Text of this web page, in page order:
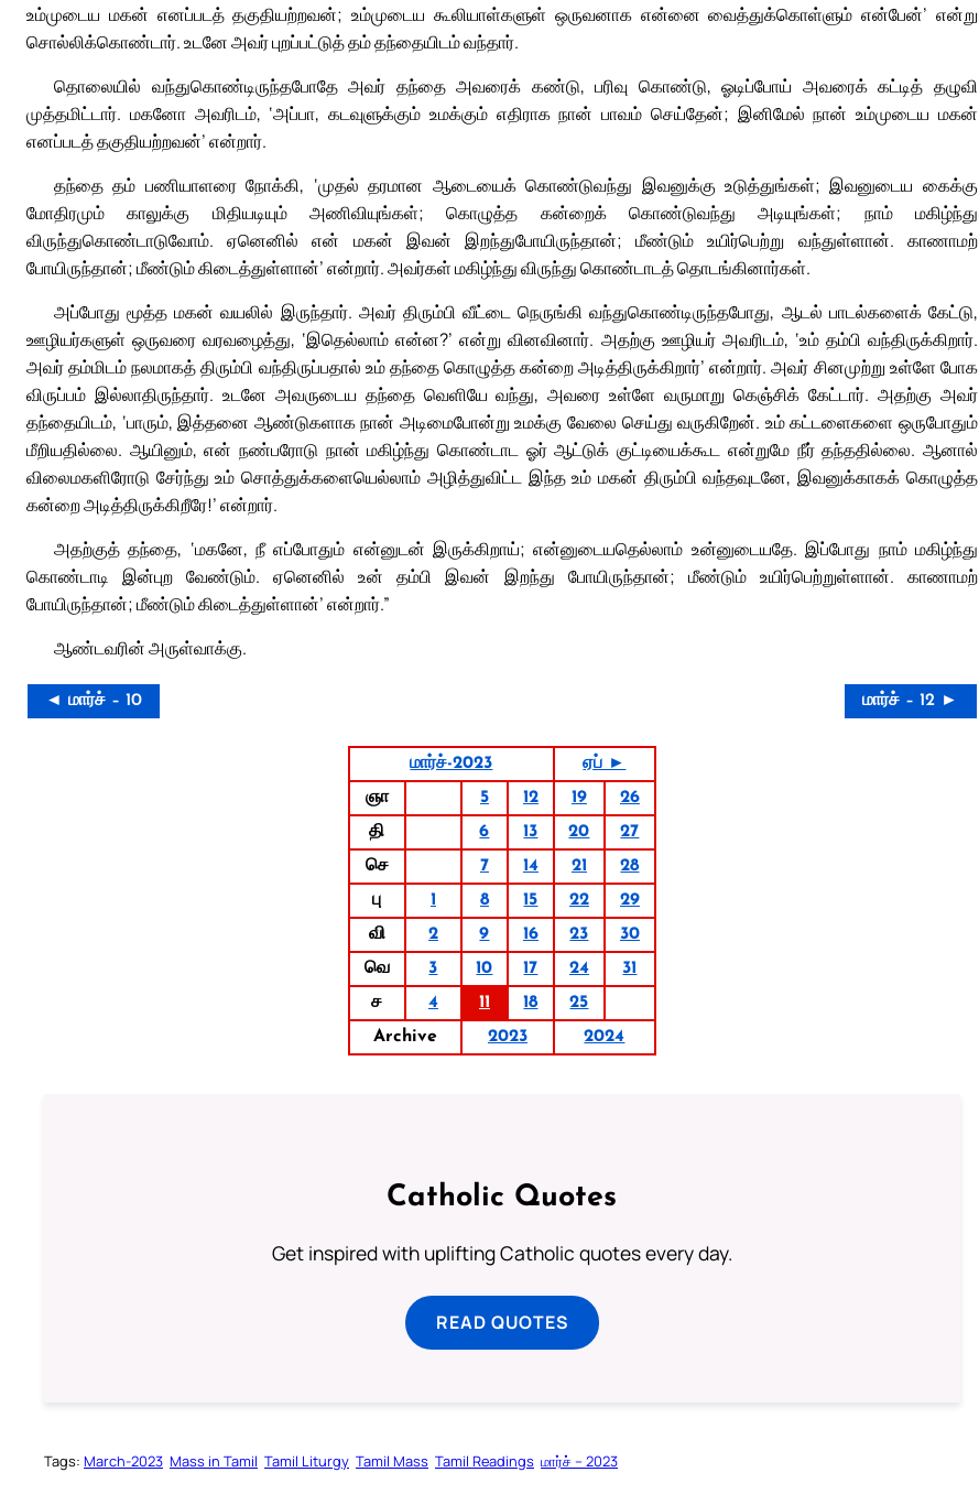
உம்முடைய மகன் எனப்படத் தகுதியற்றவன்; உம்முடைய கூலியாள்களுள் ஒருவனாக என்னை வைத்துக்கொள்ளும் என்பேன்’ என்று
சொல்லிக்கொண்டார். உடனே அவர் புறப்பட்டுத் தம் தந்தையிடம் வந்தார்.
தொலையில் வந்துகொண்டிருந்தபோதே அவர் தந்தை அவரைக் கண்டு, பரிவு கொண்டு, ஓடிப்போய் அவரைக் கட்டித் தழுவி
முத்தமிட்டார். மகனோ அவரிடம், ‘அப்பா, கடவுளுக்கும் உமக்கும் எதிராக நான் பாவம் செய்தேன்; இனிமேல் நான் உம்முடைய மகன்
எனப்படத் தகுதியற்றவன்’ என்றார்.
தந்தை தம் பணியாளரை நோக்கி, ‘முதல் தரமான ஆடையைக் கொண்டுவந்து இவனுக்கு உடுத்துங்கள்; இவனுடைய கைக்கு
மோதிரமும் காலுக்கு மிதியடியும் அணிவியுங்கள்; கொழுத்த கன்றைக் கொண்டுவந்து அடியுங்கள்; நாம் மகிழ்ந்து
விருந்துகொண்டாடுவோம். ஏனெனில் என் மகன் இவன் இறந்துபோயிருந்தான்; மீண்டும் உயிர்பெற்று வந்துள்ளான். காணாமற்
போயிருந்தான்; மீண்டும் கிடைத்துள்ளான்’ என்றார். அவர்கள் மகிழ்ந்து விருந்து கொண்டாடத் தொடங்கினார்கள்.
அப்போது மூத்த மகன் வயலில் இருந்தார். அவர் திரும்பி வீட்டை நெருங்கி வந்துகொண்டிருந்தபோது, ஆடல் பாடல்களைக் கேட்டு,
ஊழியர்களுள் ஒருவரை வரவழைத்து, ‘இதெல்லாம் என்ன?’ என்று வினவினார். அதற்கு ஊழியர் அவரிடம், ‘உம் தம்பி வந்திருக்கிறார்.
அவர் தம்மிடம் நலமாகத் திரும்பி வந்திருப்பதால் உம் தந்தை கொழுத்த கன்றை அடித்திருக்கிறார்’ என்றார். அவர் சினமுற்று உள்ளே போக
விருப்பம் இல்லாதிருந்தார். உடனே அவருடைய தந்தை வெளியே வந்து, அவரை உள்ளே வருமாறு கெஞ்சிக் கேட்டார். அதற்கு அவர்
தந்தையிடம், ‘பாரும், இத்தனை ஆண்டுகளாக நான் அடிமைபோன்று உமக்கு வேலை செய்து வருகிறேன். உம் கட்டளைகளை ஒருபோதும்
மீறியதில்லை. ஆயினும், என் நண்பரோடு நான் மகிழ்ந்து கொண்டாட ஓர் ஆட்டுக் குட்டியைக்கூட என்றுமே நீர் தந்ததில்லை. ஆனால்
விலைமகளிரோடு சேர்ந்து உம் சொத்துக்களையெல்லாம் அழித்துவிட்ட இந்த உம் மகன் திரும்பி வந்தவுடனே, இவனுக்காகக் கொழுத்த
கன்றை அடித்திருக்கிறீரே!’ என்றார்.
அதற்குத் தந்தை, ‘மகனே, நீ எப்போதும் என்னுடன் இருக்கிறாய்; என்னுடையதெல்லாம் உன்னுடையதே. இப்போது நாம் மகிழ்ந்து
கொண்டாடி இன்புற வேண்டும். ஏனெனில் உன் தம்பி இவன் இறந்து போயிருந்தான்; மீண்டும் உயிர்பெற்றுள்ளான். காணாமற்
போயிருந்தான்; மீண்டும் கிடைத்துள்ளான்’ என்றார்.”
ஆண்டவரின் அருள்வாக்கு.
◄ மார்ச் – 10 மார்ச் – 12 ►
மார்ச்-2023
ஏப் ►
ஞா
5 12 19
26
தி
6 13 20
27
செ
7 14 21
28
பு
1 8 15 22
29
வி
2 9 16 23
30
வெ
3 10 17 24
31
ச
4 11 18
25
Archive
2023 2024
Catholic Quotes
Get inspired with uplifting Catholic quotes every day.
READ QUOTES
Tags: March-2023 Mass in Tamil Tamil Liturgy Tamil Mass Tamil Readings மார்ச் – 2023